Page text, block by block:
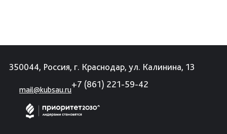
350044, Россия, г. Краснодар, ул. Калинина, 13
mail@kubsau.ru
+7 (861) 221-59-42